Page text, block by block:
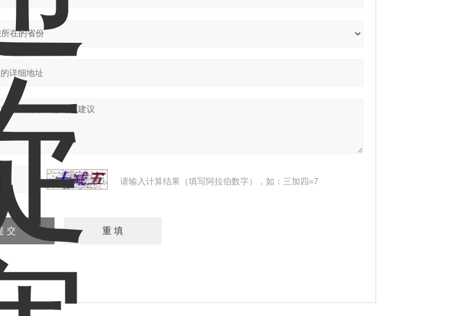
请输入计算结果（填写阿拉伯数字），如：三加四=7